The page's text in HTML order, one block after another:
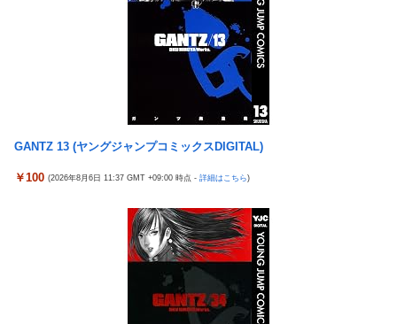
なんでみんなそんなに共産主義嫌なん？
【バンダイ】「食玩」「プライズ」「ガシャポン」2026年8月発
【悲報】AV女優さん、キモオタチー牛弱男どもの「おはよう」に
【〈物語〉シリーズ】セガ「忍野忍」「斧乃木余接」プライズフ
ィギュア【彩色原型公開】
て面白いやろ？」みたいな寒い奴
三菱自動車、「パジェロ」の中型版・小型版も発売へ
【ウルトラQ】 「ナメゴン」とかいうシリーズ初の宇宙怪獣
【衝撃】 中国製ルーター20機種にバックドア発見！ ネットに繋
ぐだけで35秒ごとに中国のサーバーと通信
【ウマ娘】わたしの全力受け止めて♡ ←「またへんないきものが
GANTZ 13 (ヤングジャンプコミックスDIGITAL)
￥100 (2026年8月6日 11:37 GMT +09:00 時点 - 詳細はこちら)